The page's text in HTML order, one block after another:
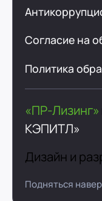
Согласие на
Политика
«ПР-Лизинг»
КЭПИТЛ»
Дизайн и
Подняться